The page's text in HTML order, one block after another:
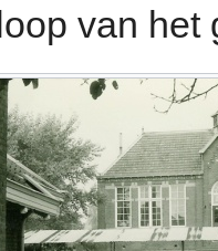
van